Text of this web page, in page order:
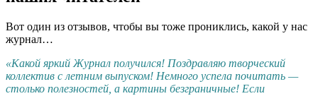
Вот один из отзывов, чтобы вы тоже прониклись, какой у нас
журнал…
«Какой яркий Журнал получился! Поздравляю творческий
коллектив с летним выпуском! Немного успела почитать —
столько полезностей, а картины безграничные! Если